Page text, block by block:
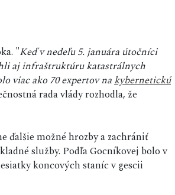
"Keď v nedeľu 5. januára útočníci
aj infraštruktúru katastrálnych
viac ako 70 expertov nakybernetickú
rada vlády rozhodla, že
ďalšie možné hrozby a zachrániť
služby. Podľa Gocníkovej bolo v
koncových staníc v gescii